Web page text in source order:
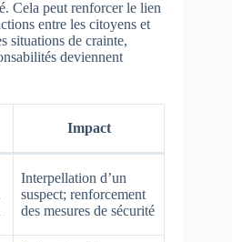
Cela peut renforcer le lien
entre les citoyens et
situations de crainte,
deviennent
Impact
Interpellation d’un
suspect; renforcement
des mesures de sécurité